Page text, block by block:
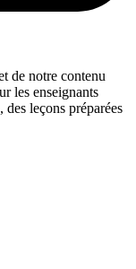
de notre contenu
les enseignants
des leçons préparées